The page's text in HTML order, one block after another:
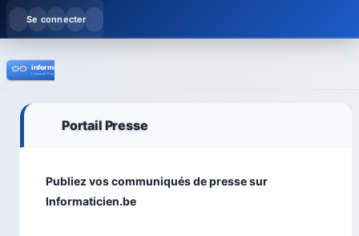
Se connecter
Portail Presse
Publiez vos communiqués de presse sur
Informaticien.be